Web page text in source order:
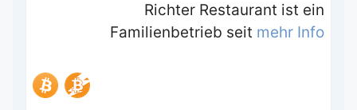
Richter Restaurant ist ein
Familienbetrieb seit mehr Info